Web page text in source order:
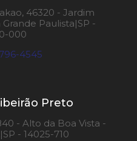
46320 - Jardim
Paulista|SP -
000
4545
Preto
- Alto da Boa Vista -
- 14025-710